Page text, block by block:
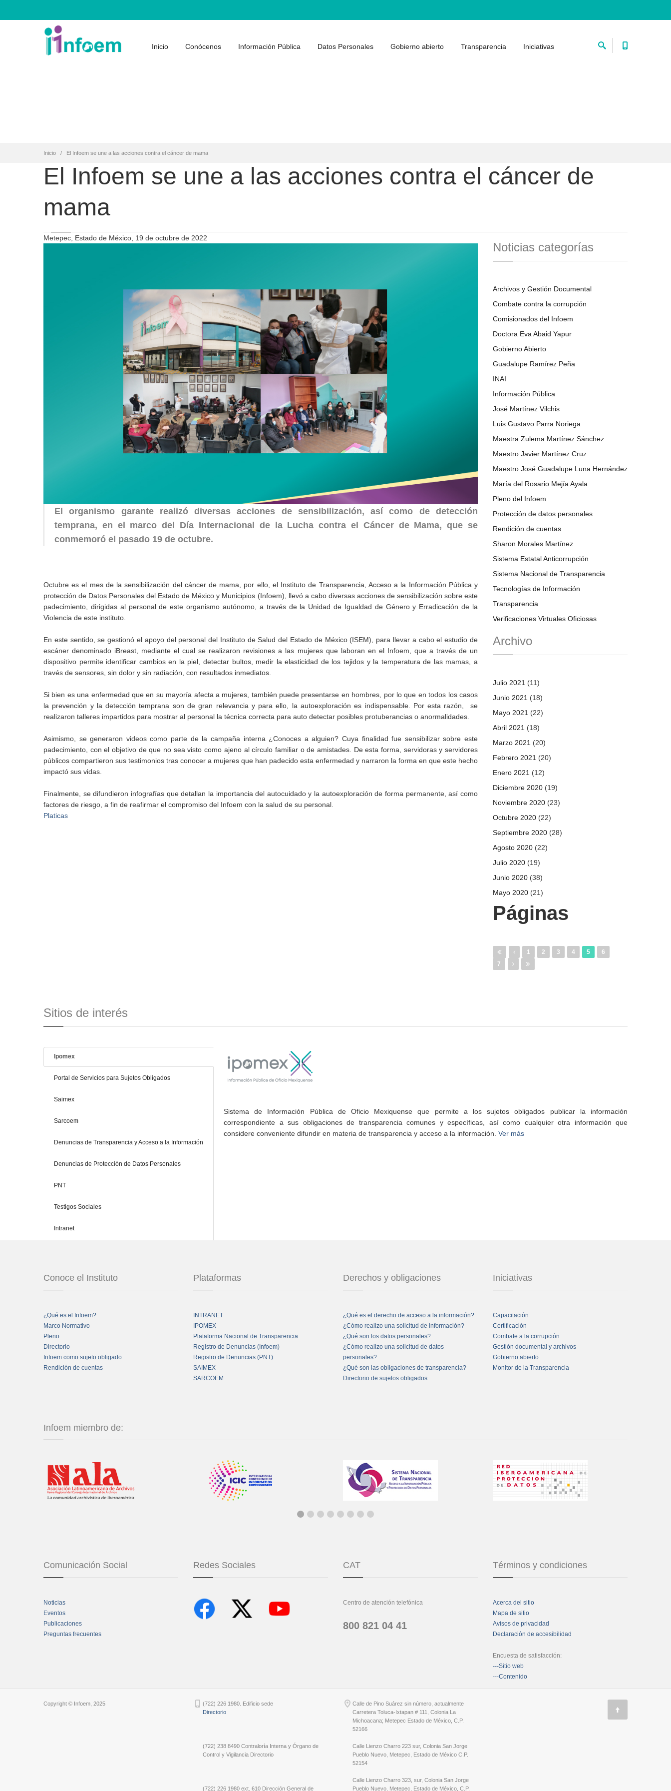
Inicio Conócenos Información Pública Datos Personales Gobierno abierto Transparencia Iniciativas
Inicio El Infoem se une a las acciones contra el cáncer de mama
El Infoem se une a las acciones contra el cáncer de
mama
Metepec, Estado de México, 19 de octubre de 2022
El organismo garante realizó diversas acciones de sensibilización, así como de detección
temprana, en el marco del Día Internacional de la Lucha contra el Cáncer de Mama, que se
conmemoró el pasado 19 de octubre.
Octubre es el mes de la sensibilización del cáncer de mama, por ello, el Instituto de Transparencia, Acceso a la Información Pública y
protección de Datos Personales del Estado de México y Municipios (Infoem), llevó a cabo diversas acciones de sensibilización sobre este
padecimiento, dirigidas al personal de este organismo autónomo, a través de la Unidad de Igualdad de Género y Erradicación de la
Violencia de este instituto.
En este sentido, se gestionó el apoyo del personal del Instituto de Salud del Estado de México (ISEM), para llevar a cabo el estudio de
escáner denominado iBreast, mediante el cual se realizaron revisiones a las mujeres que laboran en el Infoem, que a través de un
dispositivo permite identificar cambios en la piel, detectar bultos, medir la elasticidad de los tejidos y la temperatura de las mamas, a
través de sensores, sin dolor y sin radiación, con resultados inmediatos.
Si bien es una enfermedad que en su mayoría afecta a mujeres, también puede presentarse en hombres, por lo que en todos los casos
la prevención y la detección temprana son de gran relevancia y para ello, la autoexploración es indispensable. Por esta razón, se
realizaron talleres impartidos para mostrar al personal la técnica correcta para auto detectar posibles protuberancias o anormalidades.
Asimismo, se generaron videos como parte de la campaña interna ¿Conoces a alguien? Cuya finalidad fue sensibilizar sobre este
padecimiento, con el objetivo de que no sea visto como ajeno al círculo familiar o de amistades. De esta forma, servidoras y servidores
públicos compartieron sus testimonios tras conocer a mujeres que han padecido esta enfermedad y narraron la forma en que este hecho
impactó sus vidas.
Finalmente, se difundieron infografías que detallan la importancia del autocuidado y la autoexploración de forma permanente, así como
factores de riesgo, a fin de reafirmar el compromiso del Infoem con la salud de su personal.
Platicas
Noticias categorías
Archivos y Gestión Documental
Combate contra la corrupción
Comisionados del Infoem
Doctora Eva Abaid Yapur
Gobierno Abierto
Guadalupe Ramírez Peña
INAI
Información Pública
José Martínez Vilchis
Luis Gustavo Parra Noriega
Maestra Zulema Martínez Sánchez
Maestro Javier Martínez Cruz
Maestro José Guadalupe Luna Hernández
María del Rosario Mejía Ayala
Pleno del Infoem
Protección de datos personales
Rendición de cuentas
Sharon Morales Martínez
Sistema Estatal Anticorrupción
Sistema Nacional de Transparencia
Tecnologías de Información
Transparencia
Verificaciones Virtuales Oficiosas
Archivo
Julio 2021 (11)
Junio 2021 (18)
Mayo 2021 (22)
Abril 2021 (18)
Marzo 2021 (20)
Febrero 2021 (20)
Enero 2021 (12)
Diciembre 2020 (19)
Noviembre 2020 (23)
Octubre 2020 (22)
Septiembre 2020 (28)
Agosto 2020 (22)
Julio 2020 (19)
Junio 2020 (38)
Mayo 2020 (21)
Páginas
1 2 3 4 5
6
7
Sitios de interés
Ipomex
Portal de Servicios para Sujetos Obligados
Saimex
Sarcoem
Denuncias de Transparencia y Acceso a la Información
Denuncias de Protección de Datos Personales
PNT
Testigos Sociales
Intranet
Sistema de Información Pública de Oficio Mexiquense que permite a los sujetos obligados publicar la información
correspondiente a sus obligaciones de transparencia comunes y específicas, así como cualquier otra información que
considere conveniente difundir en materia de transparencia y acceso a la información. Ver más
Conoce el Instituto
¿Qué es el Infoem?
Marco Normativo
Pleno
Directorio
Infoem como sujeto obligado
Rendición de cuentas
Plataformas
INTRANET
IPOMEX
Plataforma Nacional de Transparencia
Registro de Denuncias (Infoem)
Registro de Denuncias (PNT)
SAIMEX
SARCOEM
Derechos y obligaciones
¿Qué es el derecho de acceso a la información?
¿Cómo realizo una solicitud de información?
¿Qué son los datos personales?
¿Cómo realizo una solicitud de datos
personales?
¿Qué son las obligaciones de transparencia?
Directorio de sujetos obligados
Iniciativas
Capacitación
Certificación
Combate a la corrupción
Gestión documental y archivos
Gobierno abierto
Monitor de la Transparencia
Infoem miembro de:
Comunicación Social
Noticias
Eventos
Publicaciones
Preguntas frecuentes
Redes Sociales CAT
Centro de atención telefónica
800 821 04 41
Términos y condiciones
Acerca del sitio
Mapa de sitio
Avisos de privacidad
Declaración de accesibilidad
Encuesta de satisfacción:
---Sitio web
---Contenido
Copyright © Infoem, 2025
(722) 226 1980. Edificio sede
Directorio
(722) 238 8490 Contraloría Interna y Órgano de
Control y Vigilancia Directorio
(722) 226 1980 ext. 610 Dirección General de
Calle de Pino Suárez sin número, actualmente
Carretera Toluca-Ixtapan # 111, Colonia La
Michoacana; Metepec Estado de México, C.P.
52166
Calle Lienzo Charro 223 sur, Colonia San Jorge
Pueblo Nuevo, Metepec, Estado de México C.P.
52154
Calle Lienzo Charro 323, sur, Colonia San Jorge
Pueblo Nuevo, Metepec, Estado de México, C.P.